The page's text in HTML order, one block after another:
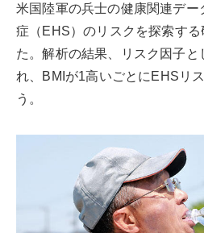
米国陸軍の兵士の健康関連デー
症（EHS）のリスクを探索す
た。解析の結果、リスク因子と
れ、BMIが1高いごとにEHSリ
う。